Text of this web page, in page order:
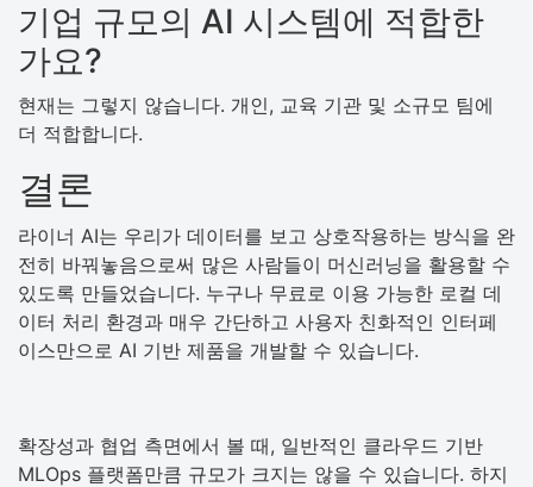
기업 규모의 AI 시스템에 적합한
가요?
현재는 그렇지 않습니다. 개인, 교육 기관 및 소규모 팀에
더 적합합니다.
결론
라이너 AI는 우리가 데이터를 보고 상호작용하는 방식을 완
전히 바꿔놓음으로써 많은 사람들이 머신러닝을 활용할 수
있도록 만들었습니다. 누구나 무료로 이용 가능한 로컬 데
이터 처리 환경과 매우 간단하고 사용자 친화적인 인터페
이스만으로 AI 기반 제품을 개발할 수 있습니다.
확장성과 협업 측면에서 볼 때, 일반적인 클라우드 기반
MLOps 플랫폼만큼 규모가 크지는 않을 수 있습니다. 하지